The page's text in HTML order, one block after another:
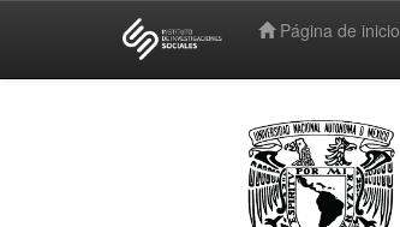
Página de inicio